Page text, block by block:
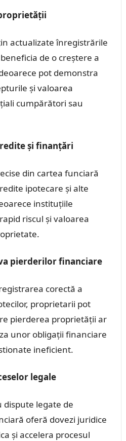
actualizate înregistrările
de o creștere a
pot demonstra
și valoarea
cumpărători sau
și finanțări
din cartea funciară
ipotecare și alte
instituțiile
riscul și valoarea
pierderilor financiare
corectă a
proprietarii pot
pierderea proprietății ar
unor obligații financiare
ineficient.
legale
dispute legate de
oferă dovezi juridice
și accelera procesul